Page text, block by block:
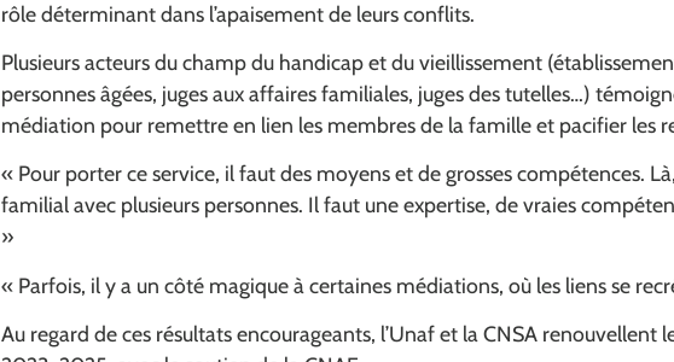
rôle déterminant dans l’apaisement de leurs conflits.
Plusieurs acteurs du champ du handicap et du vieillissement
personnes âgées, juges aux affaires familiales, juges des tutelles…)
médiation pour remettre en lien les membres de la famille et pacifier les
« Pour porter ce service, il faut des moyens et de grosses compétences.
familial avec plusieurs personnes. Il faut une expertise, de vraies
»
« Parfois, il y a un côté magique à certaines médiations, où les liens se
Au regard de ces résultats encourageants, l’Unaf et la CNSA